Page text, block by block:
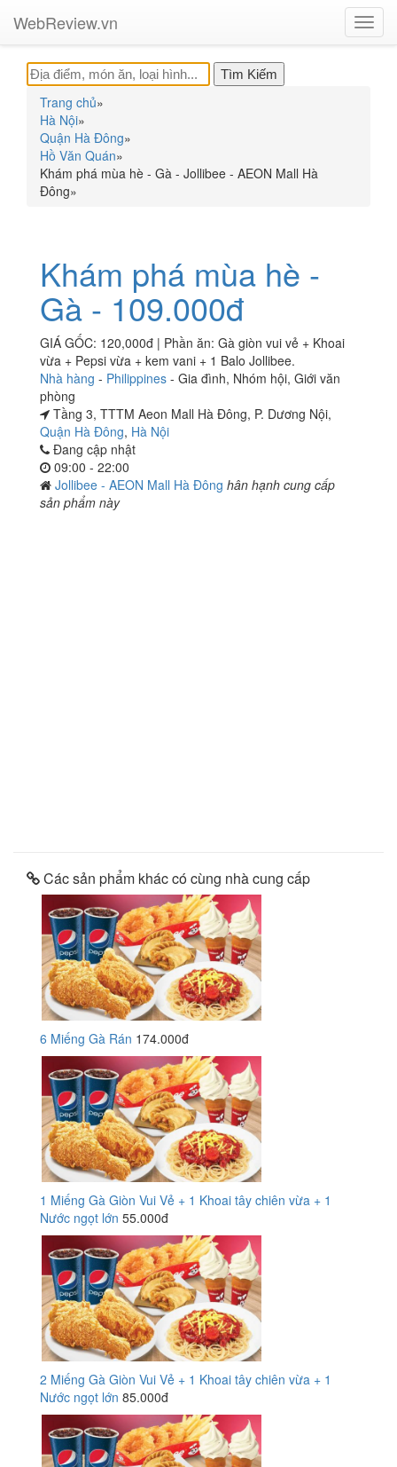
WebReview.vn
Trang chủ»
Hà Nội»
Quận Hà Đông»
Hồ Văn Quán»
Khám phá mùa hè - Gà - Jollibee - AEON Mall Hà
Đông»
Khám phá mùa hè -
Gà - 109.000đ
GIÁ GỐC: 120,000đ | Phần ăn: Gà giòn vui vẻ + Khoai
vừa + Pepsi vừa + kem vani + 1 Balo Jollibee.
Nhà hàng - Philippines - Gia đình, Nhóm hội, Giới văn
phòng
Tầng 3, TTTM Aeon Mall Hà Đông, P. Dương Nội,
Quận Hà Đông, Hà Nội
Đang cập nhật
09:00 - 22:00
Jollibee - AEON Mall Hà Đông hân hạnh cung cấp
sản phẩm này
Các sản phẩm khác có cùng nhà cung cấp
6 Miếng Gà Rán 174.000đ
1 Miếng Gà Giòn Vui Vẻ + 1 Khoai tây chiên vừa + 1
Nước ngọt lớn 55.000đ
2 Miếng Gà Giòn Vui Vẻ + 1 Khoai tây chiên vừa + 1
Nước ngọt lớn 85.000đ